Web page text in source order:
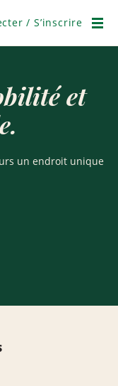
/ S’inscrire
et
un endroit unique